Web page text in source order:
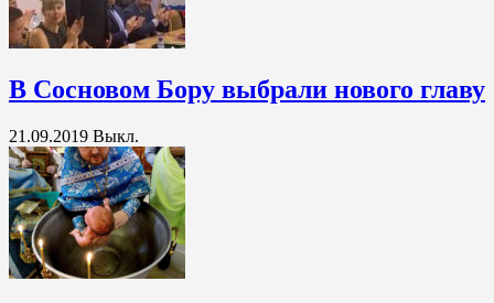
В Сосновом Бору выбрали нового главу
21.09.2019 Выкл.